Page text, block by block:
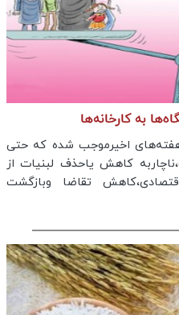
به کارخانه‌ها
اخیرموجب شده که حتی
کاهش یاحذف لبنیات از
تقاضا وبازگشت